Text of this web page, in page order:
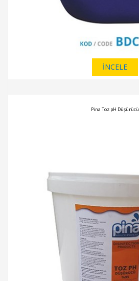
İNCELE
Pina Toz pH Düşürücü